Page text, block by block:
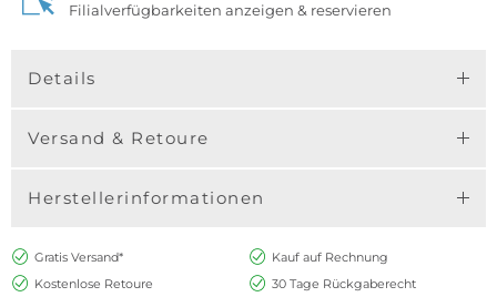
Filialverfügbarkeiten anzeigen & reservieren
Details
Versand & Retoure
Herstellerinformationen
Gratis Versand*
Kauf auf Rechnung
Kostenlose Retoure
30 Tage Rückgaberecht